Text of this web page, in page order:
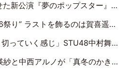
のポップスター』 初日から全身全霊のステージ
喜遥香…5年ぶりの登場に「5年分大人になった私を見ていただけたら」
く感じ」STU48中村舞、新しい挑戦は自らの手で
氷」騒動で火花散らす！ 因縁の裏にあるのは、逆境をともに“凌”ぐ似た者同士の絆